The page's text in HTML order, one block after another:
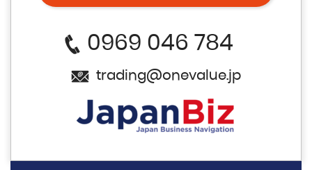
0969 046 784
trading@onevalue.jp